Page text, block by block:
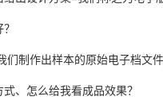
制作出样本的原始电子档文
、怎么给我看成品效果？